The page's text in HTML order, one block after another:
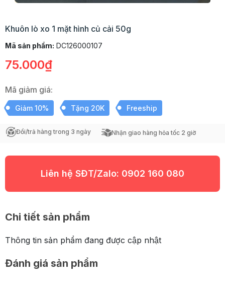
Khuôn lò xo 1 mặt hình củ cải 50g
Mã sản phẩm: DC126000107
75.000₫
Mã giảm giá:
Giảm 10% Tặng 20K Freeship
Đổi/trả hàng trong 3 ngày Nhận giao hàng hỏa tốc 2 giờ
Liên hệ SĐT/Zalo: 0902 160 080
Chi tiết sản phẩm
Thông tin sản phẩm đang được cập nhật
Đánh giá sản phẩm